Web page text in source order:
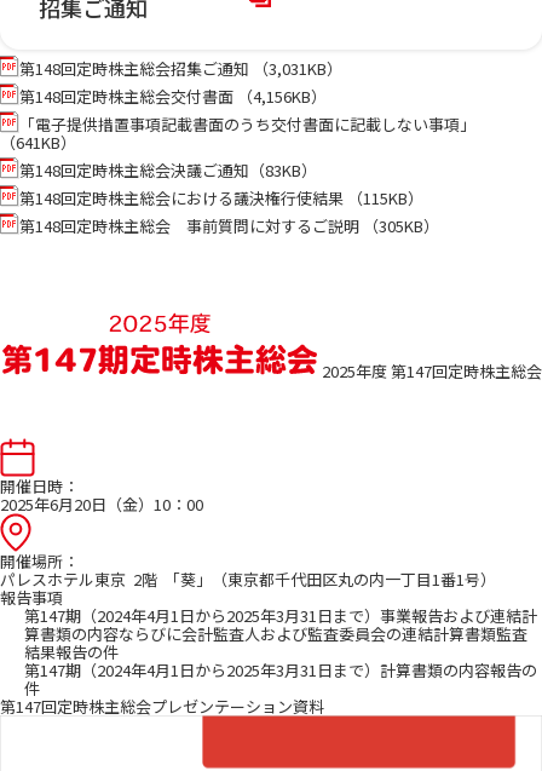
招集ご通知
第148回定時株主総会招集ご通知 （3,031KB）
第148回定時株主総会交付書面 （4,156KB）
「電子提供措置事項記載書面のうち交付書面に記載しない事項」
（641KB）
第148回定時株主総会決議ご通知（83KB）
第148回定時株主総会における議決権行使結果 （115KB）
第148回定時株主総会 事前質問に対するご説明 （305KB）
2025年度 第147回定時株主総会
開催日時：
2025年6月20日（金）10：00
開催場所：
パレスホテル東京 2階 「葵」（東京都千代田区丸の内一丁目1番1号）
報告事項
第147期（2024年4月1日から2025年3月31日まで）事業報告および連結計
算書類の内容ならびに会計監査人および監査委員会の連結計算書類監査
結果報告の件
第147期（2024年4月1日から2025年3月31日まで）計算書類の内容報告の
件
第147回定時株主総会プレゼンテーション資料